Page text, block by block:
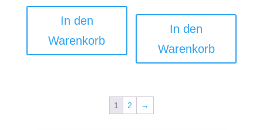
In den
Warenkorb
In den
Warenkorb
1 2 →